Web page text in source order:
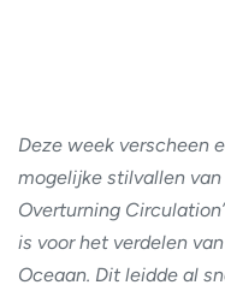
Deze week verscheen
mogelijke stilvallen
Overturning
is voor het verdelen
Oceaan. Dit leidde al